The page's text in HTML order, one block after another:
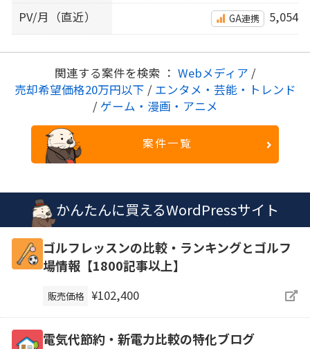
PV/月（直近） GA連携 5,054
関連する案件を検索 ： Webメディア /
売却希望価格20万円以下 / エンタメ・芸能・トレンド
/ ゲーム・漫画・アニメ
案件一覧
かんたんに買えるWordPressサイト
ゴルフレッスンの比較・ランキングとゴルフ
場情報【1800記事以上】
販売価格 ¥102,400
電気代節約・新電力比較の特化ブログ